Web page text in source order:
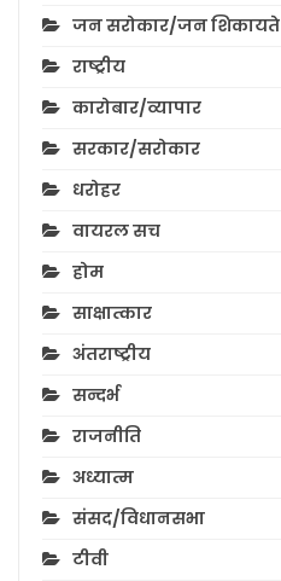
जन सरोकार/जन शिकायते
राष्ट्रीय
कारोबार/व्यापार
सरकार/सरोकार
धरोहर
वायरल सच
होम
साक्षात्कार
अंतराष्ट्रीय
सन्दर्भ
राजनीति
अध्यात्म
संसद/विधानसभा
टीवी